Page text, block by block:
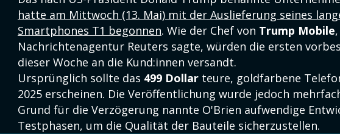
hatte am Mittwoch (13. Mai) mit der Auslieferung seines
Smartphones T1 begonnen. Wie der Chef von Trump Mobile
Nachrichtenagentur Reuters sagte, würden die ersten
dieser Woche an die Kund:innen versandt.
Ursprünglich sollte das 499 Dollar teure, goldfarbene
2025 erscheinen. Die Veröffentlichung wurde jedoch
Grund für die Verzögerung nannte O'Brien aufwendige
Testphasen, um die Qualität der Bauteile sicherzustellen.